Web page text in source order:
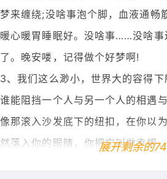
梦来缠绕;没啥事泡个脚，血液通畅
暖心暖胃睡眠好。没啥事……没啥事
了。晚安喽，记得做个好梦啊!
3、我们这么渺小，世界大的容得
谁能阻挡一个人与另一个人的相遇
像那滚入沙发底下的纽扣，在你以
然落入你的眼睛，你把它叫做幸福
展开剩余的